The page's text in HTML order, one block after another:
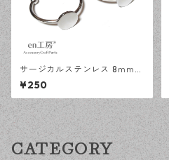
サージカルステンレス 8ｍｍ
平皿 オープンリング台 シルバ
ー 2個 アレルギー対応 アクセ
サリーパーツ ハンドメイド資
材 【en工房】
¥250
CATEGORY